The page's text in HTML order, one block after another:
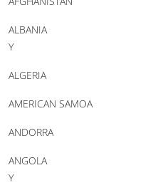
Y
Y